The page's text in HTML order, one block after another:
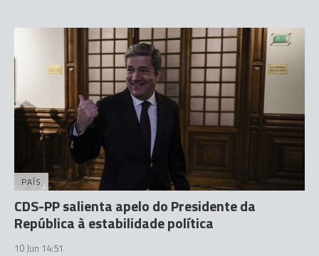
PAÍS
CDS-PP salienta apelo do Presidente da
República à estabilidade política
10 Jun 14:51